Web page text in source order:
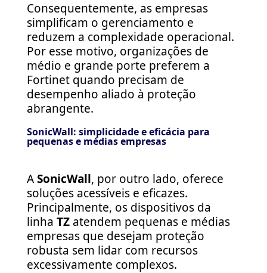
Consequentemente, as empresas
simplificam o gerenciamento e
reduzem a complexidade operacional.
Por esse motivo, organizações de
médio e grande porte preferem a
Fortinet quando precisam de
desempenho aliado à proteção
abrangente.
SonicWall: simplicidade e eficácia para
pequenas e médias empresas
ASonicWall, por outro lado, oferece
soluções acessíveis e eficazes.
Principalmente, os dispositivos da
linha TZatendem pequenas e médias
empresas que desejam proteção
robusta sem lidar com recursos
excessivamente complexos.